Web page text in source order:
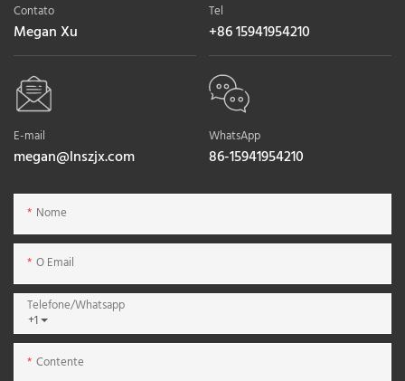
Contato
Megan Xu
Tel
+86 15941954210
E-mail
megan@lnszjx.com
WhatsApp
86-15941954210
Nome
O Email
+1
Telefone/whatsapp
Contente